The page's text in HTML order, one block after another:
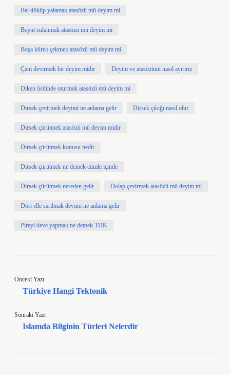
Bal döküp yalamak atasözü mü deyim mi
Beyni sulanmak atasözü mü deyim mi
Boşa kürek çekmek atasözü mü deyim mi
Çam devirmek bir deyim midir Deyim ve atasözünü nasıl ayırırız
Diken üstünde oturmak atasözü mü deyim mi
Dirsek çevirmek deyimi ne anlama gelir Dirsek çıkığı nasıl olur
Dirsek çürütmek atasözü mü deyim midir
Dirsek çürütmek konusu nedir
Dirsek çürütmek ne demek cümle içinde
Dirsek çürütmek nereden gelir Dolap çevirmek atasözü mü deyim mi
Dört elle sarılmak deyimi ne anlama gelir
Pireyi deve yapmak ne demek TDK
Önceki Yazı
Türkiye Hangi Tektonik
Sonraki Yazı
Islamda Bilginin Türleri Nelerdir